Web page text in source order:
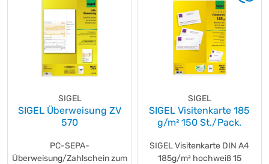
SIGEL
SIGEL Überweisung ZV
570
PC-SEPA-
Überweisung/Zahlschein zum
SIGEL
SIGEL Visitenkarte 185
g/m² 150 St./Pack.
SIGEL Visitenkarte DIN A4
185g/m² hochweiß 15